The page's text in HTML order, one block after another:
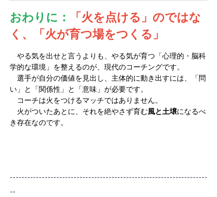
おわりに：
「火を点ける」のではな
く、「火が育つ場をつくる」
やる気を出せと言うよりも、やる気が育つ「心理的・脳科
学的な環境」を整えるのが、現代のコーチングです。
選手が自分の価値を見出し、主体的に動き出すには、「問
い」と「関係性」と「意味」が必要です。
コーチは火をつけるマッチではありません。
火がついたあとに、それを絶やさず育む風と土壌になるべ
き存在なのです。
--------------------------------------------------------------------
--